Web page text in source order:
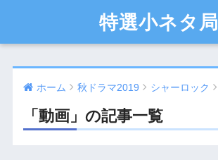
特選小ネタ局
ホーム 秋ドラマ2019 シャーロック
「動画」の記事一覧